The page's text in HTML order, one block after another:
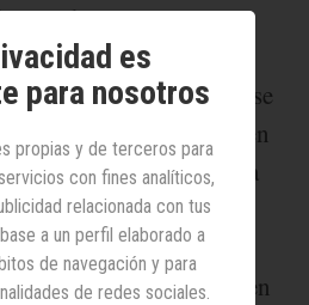
muchas cosas:
literatura,
está doctorándose
volver a la universidad en
está siendo toda una
el último episodio del
, pero lo que podría
sorprendente tiene en
es
para nosotros
propias y de terceros para
con fines analíticos,
relacionada con tus
a un perfil elaborado a
de navegación y para
de redes sociales.